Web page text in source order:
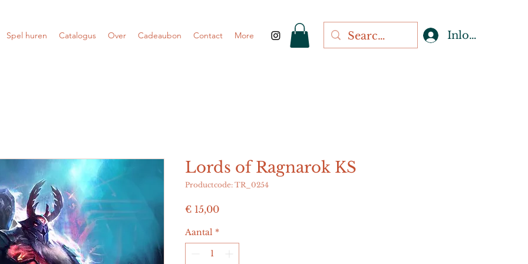
Spel huren Catalogus Over Cadeaubon Contact More Inloggen
Lords of Ragnarok KS
Productcode: TR_0254
€ 15,00Prijs
Aantal *